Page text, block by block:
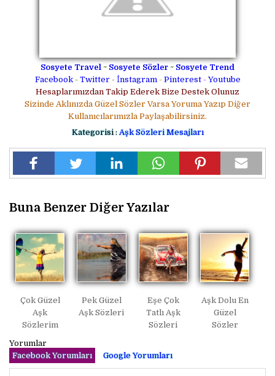
Sosyete Travel ~ Sosyete Sözler ~ Sosyete Trend
Facebook- Twitter - İnstagram- Pinterest- Youtube
Hesaplarımızdan Takip Ederek Bize Destek Olunuz
Sizinde Aklınızda Güzel Sözler Varsa Yoruma Yazıp Diğer
Kullanıcılarımızla Paylaşabilirsiniz.
Kategorisi : Aşk Sözleri Mesajları
Buna Benzer Diğer Yazılar
Çok Güzel
Aşk
Sözlerim
Pek Güzel
Aşk Sözleri
Eşe Çok
Tatlı Aşk
Sözleri
Aşk Dolu En
Güzel
Sözler
Yorumlar
Facebook Yorumları
Google Yorumları